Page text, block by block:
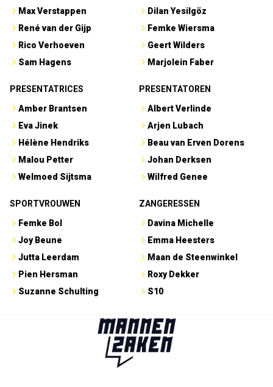
Max Verstappen
René van der Gijp
Rico Verhoeven
Sam Hagens
Dilan Yesilgöz
Femke Wiersma
Geert Wilders
Marjolein Faber
PRESENTATRICES
Amber Brantsen
Eva Jinek
Hélène Hendriks
Malou Petter
Welmoed Sijtsma
PRESENTATOREN
Albert Verlinde
Arjen Lubach
Beau van Erven Dorens
Johan Derksen
Wilfred Genee
SPORTVROUWEN
Femke Bol
Joy Beune
Jutta Leerdam
Pien Hersman
Suzanne Schulting
ZANGERESSEN
Davina Michelle
Emma Heesters
Maan de Steenwinkel
Roxy Dekker
S10